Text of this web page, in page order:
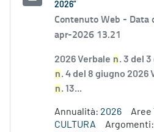
2026”
Contenuto Web - Data
apr-2026 13.21
2026 Verbale n. 3 del
n. 4 del 8 giugno 2026
n. 13...
Annualità: 2026 Aree
CULTURA
Argomenti: